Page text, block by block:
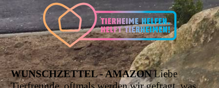
WUNSCHZETTEL - AMAZONLiebe